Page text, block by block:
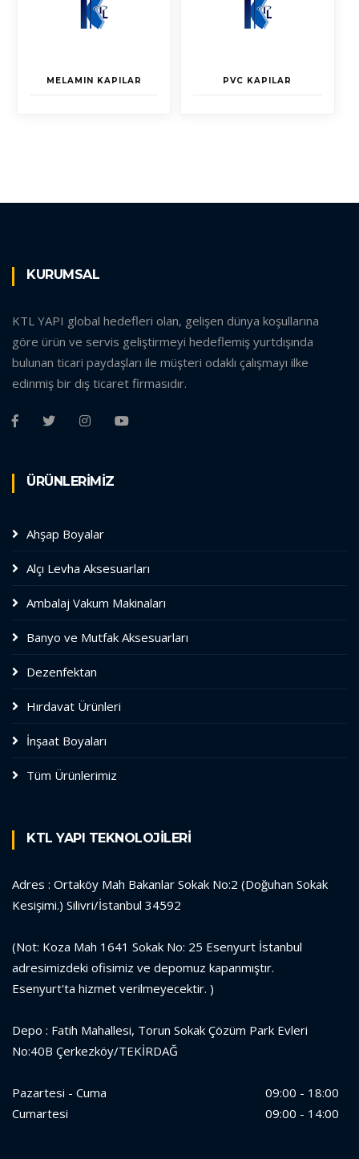
MELAMIN KAPILAR PVC KAPILAR
KURUMSAL
KTL YAPI global hedefleri olan, gelişen dünya koşullarına
göre ürün ve servis geliştirmeyi hedeflemiş yurtdışında
bulunan ticari paydaşları ile müşteri odaklı çalışmayı ilke
edinmiş bir dış ticaret firmasıdır.
ÜRÜNLERİMİZ
Ahşap Boyalar
Alçı Levha Aksesuarları
Ambalaj Vakum Makinaları
Banyo ve Mutfak Aksesuarları
Dezenfektan
Hırdavat Ürünleri
İnşaat Boyaları
Tüm Ürünlerimiz
KTL YAPI TEKNOLOJİLERİ
Adres : Ortaköy Mah Bakanlar Sokak No:2 (Doğuhan Sokak
Kesişimi.) Silivri/İstanbul 34592
(Not: Koza Mah 1641 Sokak No: 25 Esenyurt İstanbul
adresimizdeki ofisimiz ve depomuz kapanmıştır.
Esenyurt'ta hizmet verilmeyecektir. )
Depo : Fatih Mahallesi, Torun Sokak Çözüm Park Evleri
No:40B Çerkezköy/TEKİRDAĞ
Pazartesi - Cuma
09:00 - 18:00
Cumartesi
09:00 - 14:00